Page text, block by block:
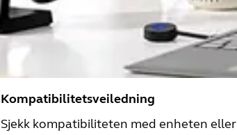
Kompatibilitetsveiledning
Sjekk kompatibiliteten med enheten eller